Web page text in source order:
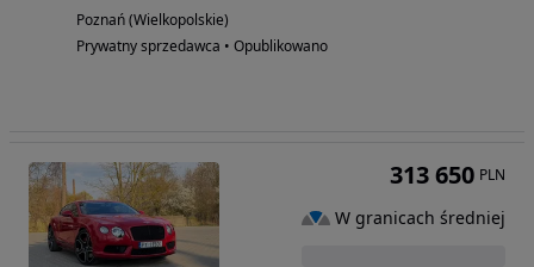
Poznań (Wielkopolskie)
Prywatny sprzedawca • Opublikowano
313 650 PLN
W granicach średniej